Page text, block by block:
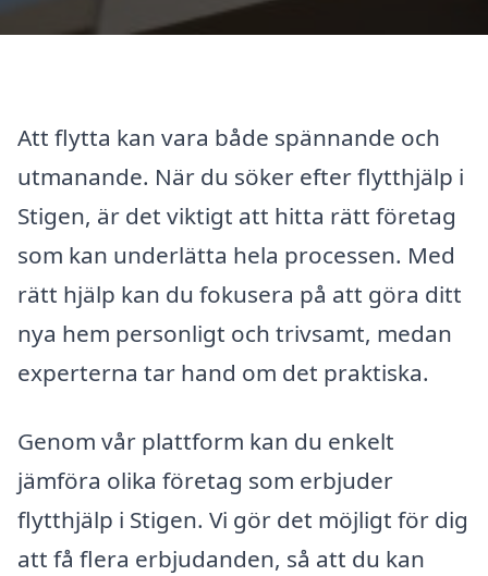
Att flytta kan vara både spännande och
utmanande. När du söker efter flytthjälp i
Stigen, är det viktigt att hitta rätt företag
som kan underlätta hela processen. Med
rätt hjälp kan du fokusera på att göra ditt
nya hem personligt och trivsamt, medan
experterna tar hand om det praktiska.
Genom vår plattform kan du enkelt
jämföra olika företag som erbjuder
flytthjälp i Stigen. Vi gör det möjligt för dig
att få flera erbjudanden, så att du kan